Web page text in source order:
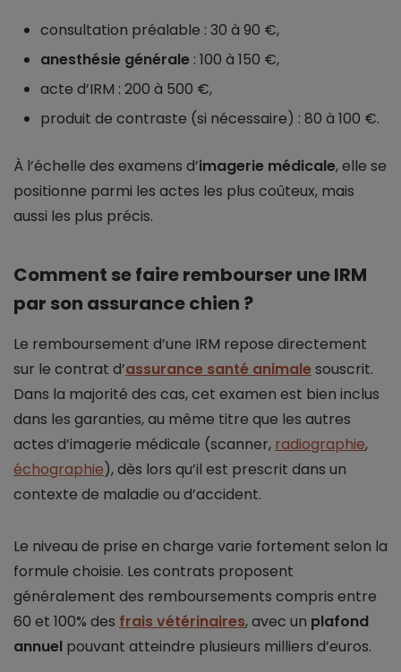
consultation préalable : 30 à 90 €,
anesthésie générale : 100 à 150 €,
acte d’IRM : 200 à 500 €,
produit de contraste (si nécessaire) : 80 à 100 €.
À l’échelle des examens d’imagerie médicale, elle se
positionne parmi les actes les plus coûteux, mais
aussi les plus précis.
Comment se faire rembourser une IRM
par son assurance chien ?
Le remboursement d’une IRM repose directement
sur le contrat d’assurance santé animalesouscrit.
Dans la majorité des cas, cet examen est bien inclus
dans les garanties, au même titre que les autres
actes d’imagerie médicale (scanner, radiographie,
échographie), dès lors qu’il est prescrit dans un
contexte de maladie ou d’accident.
Le niveau de prise en charge varie fortement selon la
formule choisie. Les contrats proposent
généralement des remboursements compris entre
60 et 100% des frais vétérinaires, avec un plafond
annuel pouvant atteindre plusieurs milliers d’euros.